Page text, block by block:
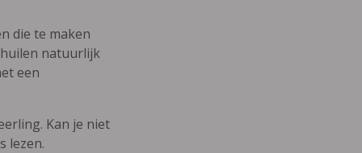
die te maken
natuurlijk
een
Kan je niet
lezen.